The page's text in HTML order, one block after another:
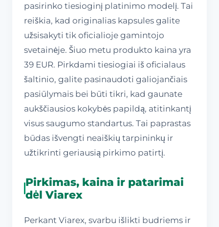
pasirinko tiesioginį platinimo modelį. Tai
reiškia, kad originalias kapsules galite
užsisakyti tik oficialioje gamintojo
svetainėje. Šiuo metu produkto kaina yra
39 EUR. Pirkdami tiesiogiai iš oficialaus
šaltinio, galite pasinaudoti galiojančiais
pasiūlymais bei būti tikri, kad gaunate
aukščiausios kokybės papildą, atitinkantį
visus saugumo standartus. Tai paprastas
būdas išvengti neaiškių tarpininkų ir
užtikrinti geriausią pirkimo patirtį.
Pirkimas, kaina ir patarimai
dėl Viarex
Perkant Viarex, svarbu išlikti budriems ir